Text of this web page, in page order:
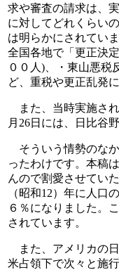
求や審査の請求は、
に対してどれくらい
は明らかにされてい
全国各地で「更正決
００人)、・東山悪税
ど、重税や更正乱発
また、当時実施さ
月26日には、日比谷
そういう情勢のな
ったわけです。本稿
んので割愛させてい
（昭和12）年に人口
６％になりました。
されています。
また、アメリカの
米占領下で次々と施